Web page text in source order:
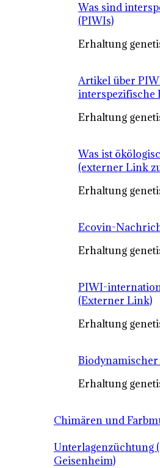
Was sind
(PIWIs)
Erhaltung
Artikel über
interspezifische
Erhaltung
Was ist
(externer Link
Erhaltung
Ecovin-
Erhaltung
PIWI-
(Externer Link)
Erhaltung
Erhaltung
Chimären und
Unterlagenzüchtung
Geisenheim)